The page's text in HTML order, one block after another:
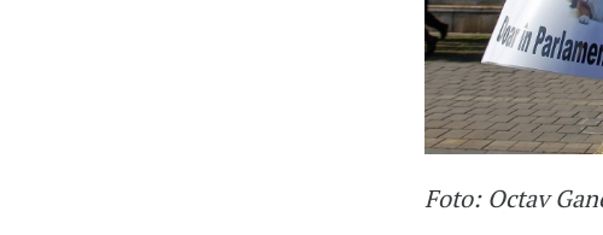
Foto: Octav